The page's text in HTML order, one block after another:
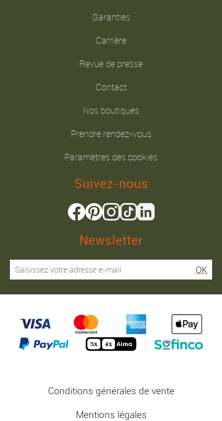
Garanties
Carrière
Revue de presse
Contact
Nos boutiques
Prendre rendez-vous
Paramètres des cookies
Suivez-nous
Newsletter
OK
Conditions générales de vente
Mentions légales